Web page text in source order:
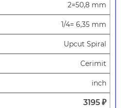
2=50,8 mm
1/4= 6,35 mm
Upcut Spiral
Cerimit
inch
3195 ₽